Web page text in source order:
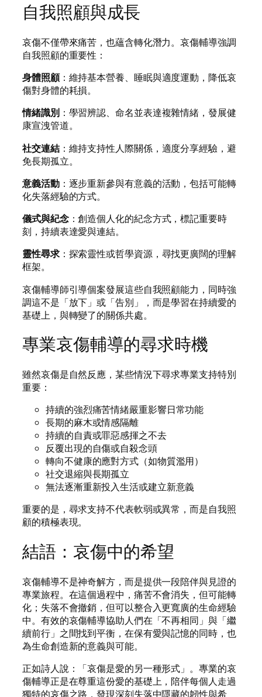
自我照顧與成長
哀傷不僅帶來痛苦，也蘊含轉化潛力。哀傷輔導強調
自我照顧的重要性：
身體照顧：維持基本營養、睡眠與適度運動，降低哀
傷對身體的耗損。
情緒識別：學習辨認、命名並表達複雜情緒，發展健
康宣洩管道。
社交連結：維持支持性人際關係，適度分享經驗，避
免長期孤立。
意義活動：逐步重新參與有意義的活動，包括可能轉
化失落經驗的方式。
儀式與紀念：創造個人化的紀念方式，標記重要時
刻，持續表達愛與連結。
靈性尋求：探索靈性或哲學資源，尋找更廣闊的理解
框架。
哀傷輔導師引導個案發展這些自我照顧能力，同時強
調這不是「放下」或「告別」，而是學習在持續愛的
基礎上，與轉變了的關係共處。
專業哀傷輔導的尋求時機
雖然哀傷是自然反應，某些情況下尋求專業支持特別
重要：
持續的強烈痛苦情緒嚴重影響日常功能
長期的麻木或情感隔離
持續的自責或罪惡感揮之不去
反覆出現的自傷或自殺念頭
轉向不健康的應對方式（如物質濫用）
社交退縮與長期孤立
無法逐漸重新投入生活或建立新意義
重要的是，尋求支持不代表軟弱或異常，而是自我照
顧的積極表現。
結語：哀傷中的希望
哀傷輔導不是神奇解方，而是提供一段陪伴與見證的
專業旅程。在這個過程中，痛苦不會消失，但可能轉
化；失落不會撤銷，但可以整合入更寬廣的生命經驗
中。有效的哀傷輔導協助人們在「不再相同」與「繼
續前行」之間找到平衡，在保有愛與記憶的同時，也
為生命創造新的意義與可能。
正如詩人說：「哀傷是愛的另一種形式」。專業的哀
傷輔導正是在尊重這份愛的基礎上，陪伴每個人走過
獨特的哀傷之路，發現深刻失落中隱藏的韌性與希